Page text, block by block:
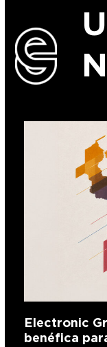
Electronic
benéfica